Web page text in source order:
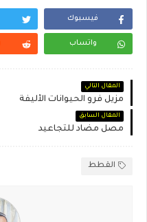
فيسبوك
واتساب
المقال التالي
مزيل فرو الحيوانات الأليفة
المقال السابق
مصل مضاد للتجاعيد
القطط